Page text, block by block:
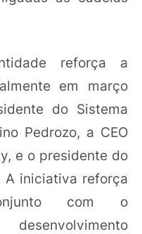
reforça a
em março
do Sistema
Pedrozo, a CEO
e o presidente do
A iniciativa reforça
com o